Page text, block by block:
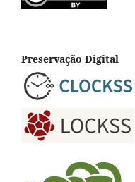
Preservação Digital